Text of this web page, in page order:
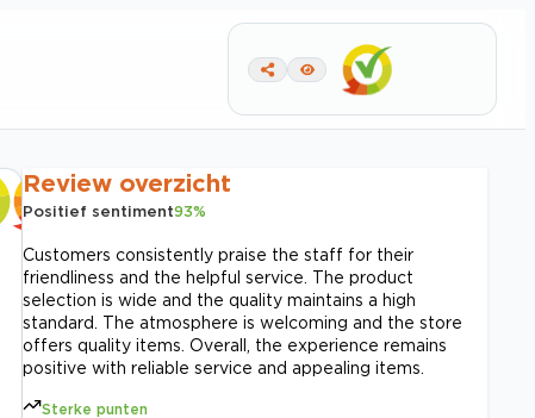
Review overzicht
Positief sentiment93%
Customers consistently praise the staff for their
friendliness and the helpful service. The product
selection is wide and the quality maintains a high
standard. The atmosphere is welcoming and the store
offers quality items. Overall, the experience remains
positive with reliable service and appealing items.
Sterke punten